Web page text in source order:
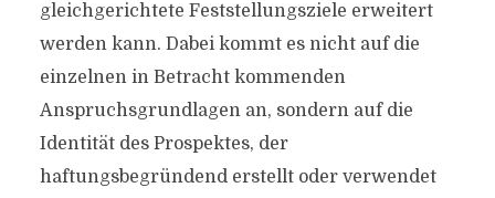
gleichgerichtete Feststellungsziele erweitert
werden kann. Dabei kommt es nicht auf die
einzelnen in Betracht kommenden
Anspruchsgrundlagen an, sondern auf die
Identität des Prospektes, der
haftungsbegründend erstellt oder verwendet